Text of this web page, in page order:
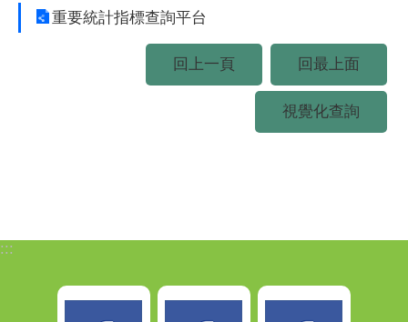
重要統計指標查詢平台
回上一頁 回最上面
視覺化查詢
:::